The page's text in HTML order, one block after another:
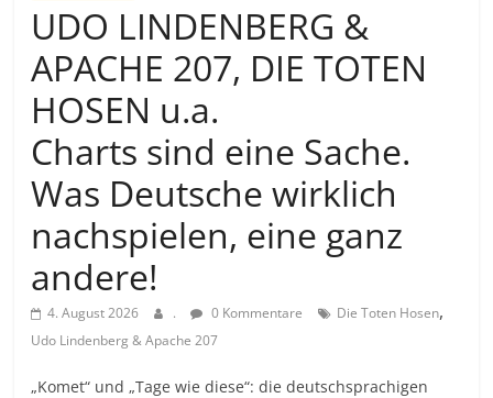
UDO LINDENBERG &
APACHE 207, DIE TOTEN
HOSEN u.a.
Charts sind eine Sache.
Was Deutsche wirklich
nachspielen, eine ganz
andere!
4. August 2026 . 0 Kommentare Die Toten Hosen,
Udo Lindenberg & Apache 207
„Komet“ und „Tage wie diese“: die deutschsprachigen